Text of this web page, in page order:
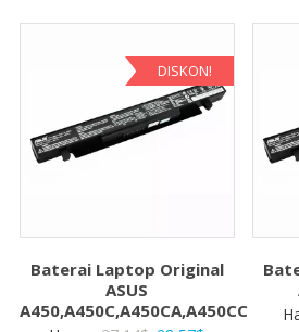
28,57$.
DISKON!
Baterai Laptop Original
ASUS
A450,A450C,A450CA,A450CC